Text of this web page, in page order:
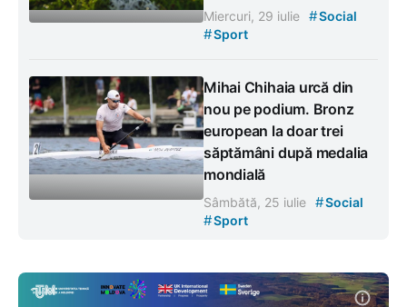
Miercuri, 29 iulie #Social
#Sport
Mihai Chihaia urcă din
nou pe podium. Bronz
european la doar trei
săptămâni după medalia
mondială
Sâmbătă, 25 iulie #Social
#Sport